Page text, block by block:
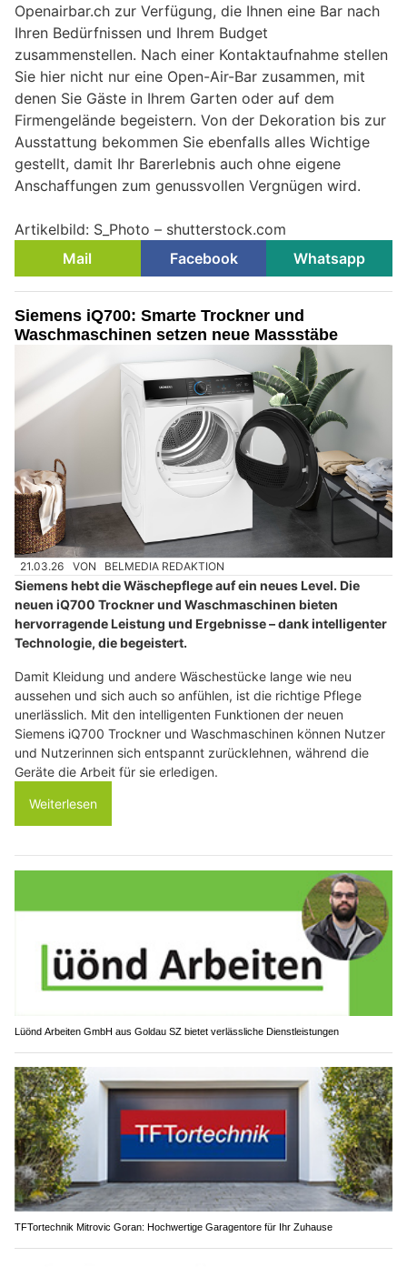
Openairbar.ch zur Verfügung, die Ihnen eine Bar nach
Ihren Bedürfnissen und Ihrem Budget
zusammenstellen. Nach einer Kontaktaufnahme stellen
Sie hier nicht nur eine Open-Air-Bar zusammen, mit
denen Sie Gäste in Ihrem Garten oder auf dem
Firmengelände begeistern. Von der Dekoration bis zur
Ausstattung bekommen Sie ebenfalls alles Wichtige
gestellt, damit Ihr Barerlebnis auch ohne eigene
Anschaffungen zum genussvollen Vergnügen wird.
Artikelbild: S_Photo – shutterstock.com
Mail
Facebook Whatsapp
Siemens iQ700: Smarte Trockner und
Waschmaschinen setzen neue Massstäbe
21.03.26 VON BELMEDIA REDAKTION
Siemens hebt die Wäschepflege auf ein neues Level. Die
neuen iQ700 Trockner und Waschmaschinen bieten
hervorragende Leistung und Ergebnisse – dank intelligenter
Technologie, die begeistert.
Damit Kleidung und andere Wäschestücke lange wie neu
aussehen und sich auch so anfühlen, ist die richtige Pflege
unerlässlich. Mit den intelligenten Funktionen der neuen
Siemens iQ700 Trockner und Waschmaschinen können Nutzer
und Nutzerinnen sich entspannt zurücklehnen, während die
Geräte die Arbeit für sie erledigen.
Weiterlesen
Lüönd Arbeiten GmbH aus Goldau SZ bietet verlässliche Dienstleistungen
TFTortechnik Mitrovic Goran: Hochwertige Garagentore für Ihr Zuhause